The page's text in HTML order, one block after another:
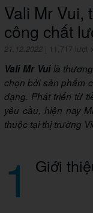
Vali Mr Vui,
công chất
21.12.2022 11,717 lượt
Vali Mr Vuilà
chọn bởi sản phẩm
dạng. Phát triển từ
yêu cầu, hiện nay
thuộc tại thị trường
1 Giới